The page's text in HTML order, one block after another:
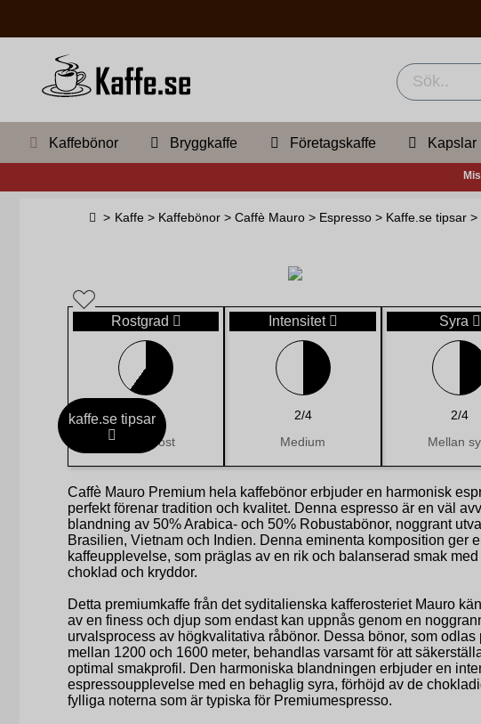
Kaffebönor Bryggkaffe Företagskaffe Kapslar
> Kaffe > Kaffebönor >Caffè Mauro > Espresso > Kaffe.se tipsar >
kaffe.se tipsar
Rostgrad
3/5
Mellanrost
Intensitet
2/4
Medium
Syra
2/4
Mellan
Caffè Mauro Premium hela kaffebönor erbjuder en harmonisk
perfekt förenar tradition och kvalitet. Denna espresso är en väl
blandning av 50% Arabica- och 50% Robustabönor, noggrant
Brasilien, Vietnam och Indien. Denna eminenta komposition ger
kaffeupplevelse, som präglas av en rik och balanserad smak
choklad och kryddor.
Detta premiumkaffe från det syditalienska kafferosteriet Mauro
av en finess och djup som endast kan uppnås genom en
urvalsprocess av högkvalitativa råbönor. Dessa bönor, som odlas
mellan 1200 och 1600 meter, behandlas varsamt för att
optimal smakprofil. Den harmoniska blandningen erbjuder en
espressoupplevelse med en behaglig syra, förhöjd av de
fylliga noterna som är typiska för Premiumespresso.